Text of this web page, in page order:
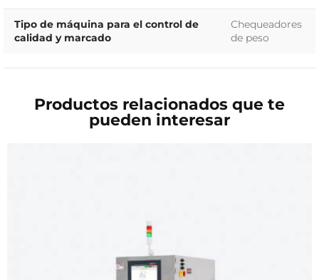
Tipo de máquina para el control de
calidad y marcado
Chequeadores
de peso
Productos relacionados que te
pueden interesar